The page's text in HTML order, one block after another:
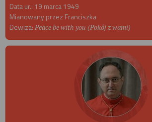
Data ur.: 19 marca 1949
Mianowany przez Franciszka
Dewiza: Peace be with you (Pokój z wami)